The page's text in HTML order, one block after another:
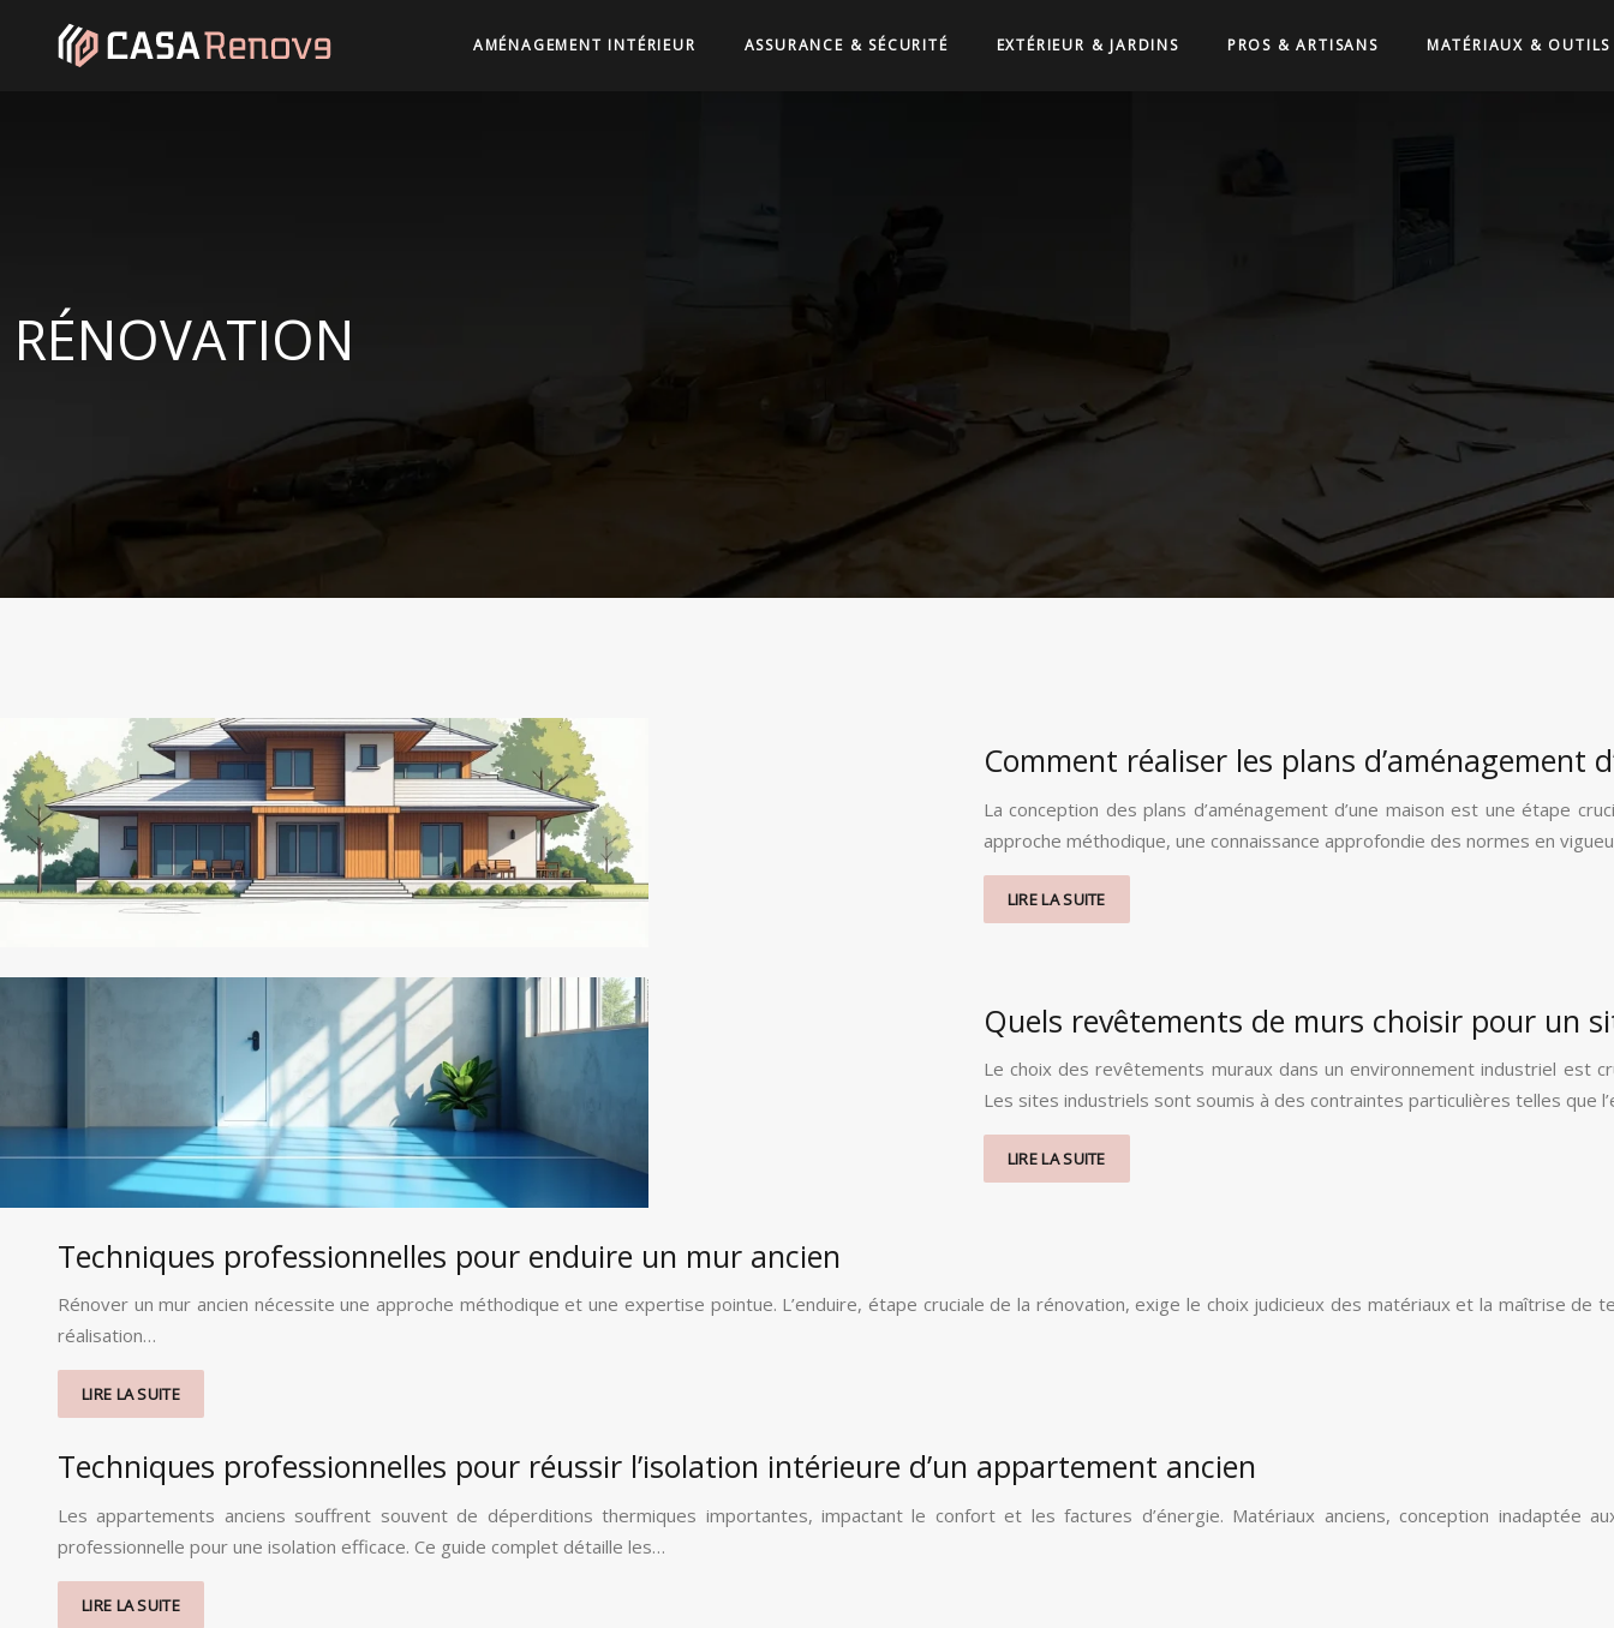
AMÉNAGEMENT INTÉRIEUR ASSURANCE & SÉCURITÉ EXTÉRIEUR & JARDINS PROS & ARTISANS MATÉRIAUX & OUTILS
RÉNOVATION
Comment réaliser les plans d’aménagement
La conception des plans d’aménagement d’une maison est une étape
approche méthodique, une connaissance approfondie des normes en
LIRE LA SUITE
Quels revêtements de murs choisir pour un
Le choix des revêtements muraux dans un environnement industriel est
Les sites industriels sont soumis à des contraintes particulières telles que
LIRE LA SUITE
Techniques professionnelles pour enduire un mur ancien
Rénover un mur ancien nécessite une approche méthodique et une expertise pointue. L’enduire, étape cruciale de la rénovation, exige le choix judicieux des matériaux et la maîtrise
réalisation…
LIRE LA SUITE
Techniques professionnelles pour réussir l’isolation intérieure d’un appartement ancien
Les appartements anciens souffrent souvent de déperditions thermiques importantes, impactant le confort et les factures d’énergie. Matériaux anciens, conception inadaptée
professionnelle pour une isolation efficace. Ce guide complet détaille les…
LIRE LA SUITE